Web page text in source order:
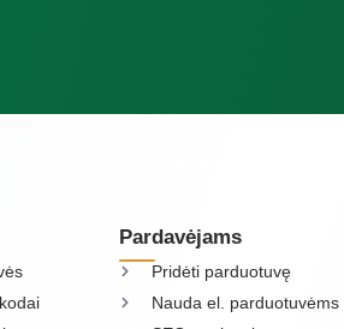
Pardavėjams
Pridėti parduotuvę
Nauda el. parduotuvėms